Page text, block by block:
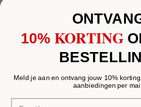
€1.250,-
10% KORTING
Meld je aan en ontvang jouw 10%
aanbiedingen per
Email